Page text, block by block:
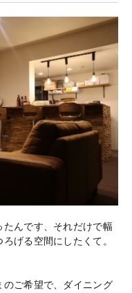
たんです、それだけで幅
げる空間にしたくて。
のご希望で、ダイニング